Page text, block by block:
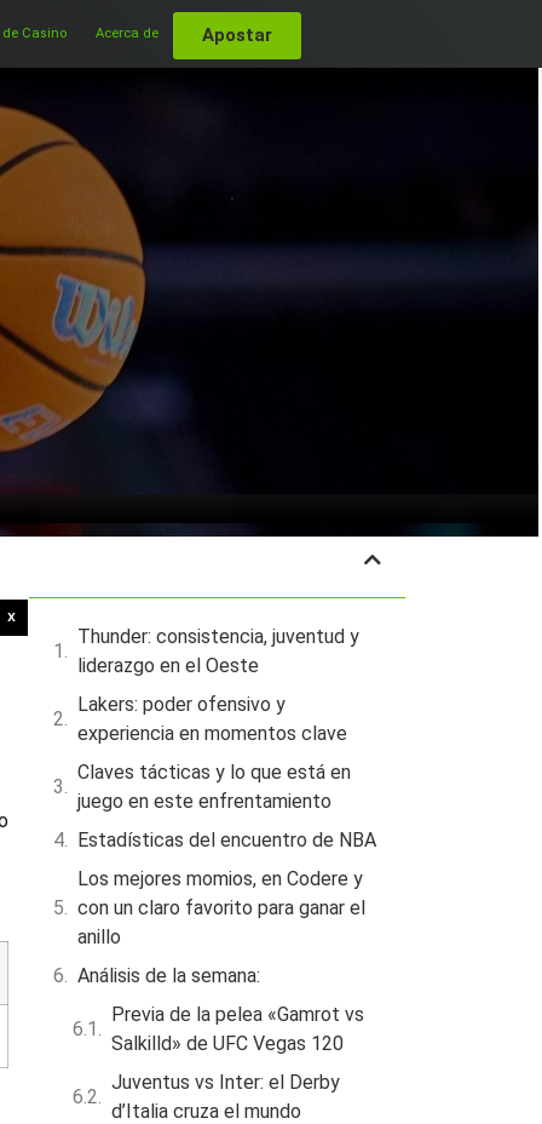
Casino Acerca de Apostar
X
Thunder: consistencia, juventud y
liderazgo en el Oeste
Lakers: poder ofensivo y
experiencia en momentos clave
Claves tácticas y lo que está en
juego en este enfrentamiento
Estadísticas del encuentro de NBA
Los mejores momios, en Codere y
con un claro favorito para ganar el
anillo
Análisis de la semana:
Previa de la pelea «Gamrot vs
Salkilld» de UFC Vegas 120
Juventus vs Inter: el Derby
d’Italia cruza el mundo